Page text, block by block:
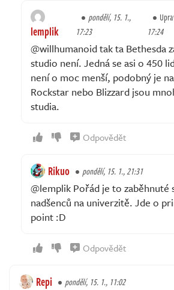
lemplik
pondělí, 15. 1.,
17:23
17:24
@willhumanoid tak ta Bethesda
studio není. Jedná se asi o 450
není o moc menší, podobný je
Rockstar nebo Blizzard jsou
studia.
Odpovědět
Rikuo pondělí, 15. 1., 21:31
@lemplik Pořád je to zaběhnuté
nadšenců na univerzitě. Jde o
point :D
Odpovědět
Repi pondělí, 15. 1., 11:02